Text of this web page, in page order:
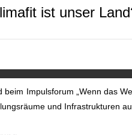
ist unser
beim Impulsforum „Wenn das
und Infrastrukturen